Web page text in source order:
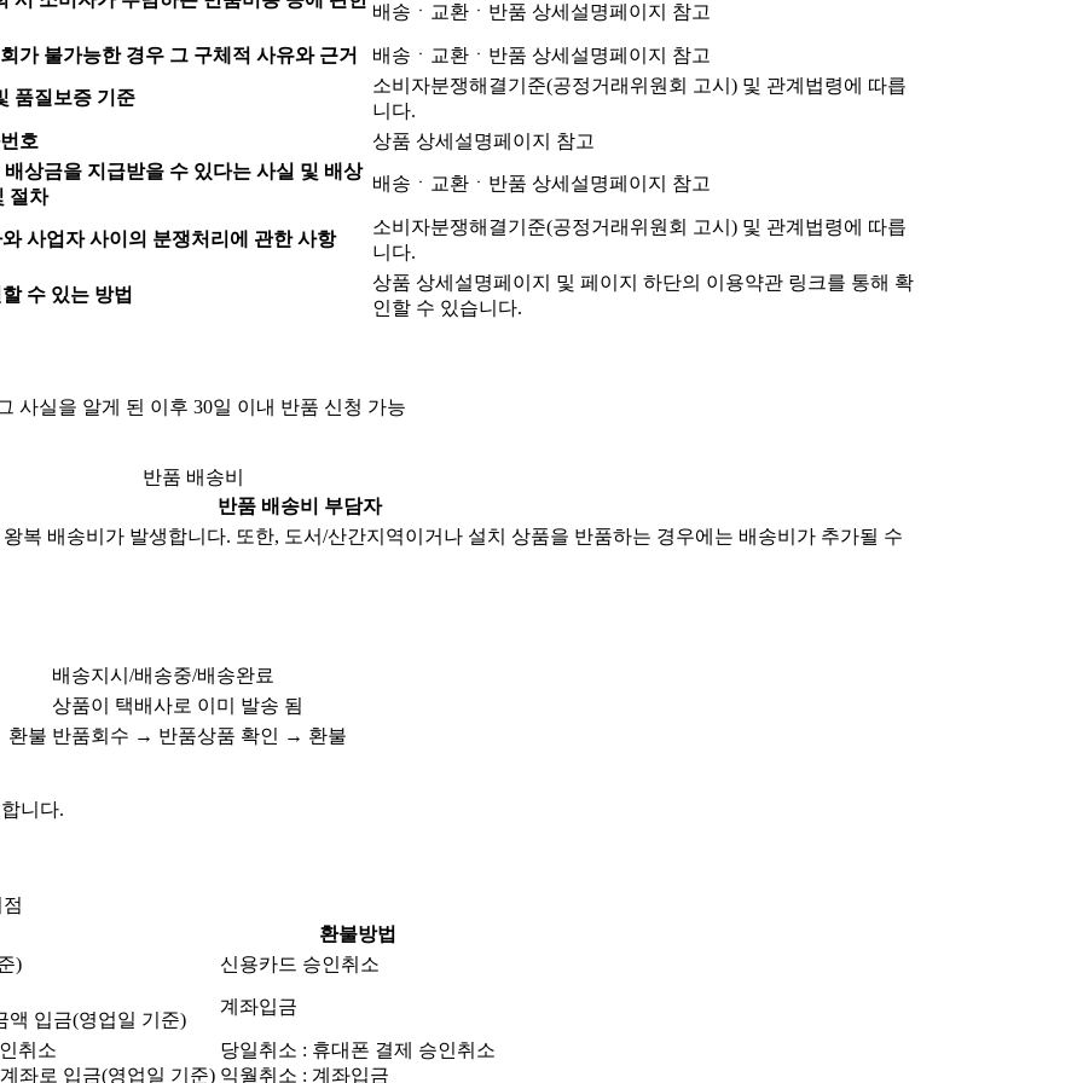
배송ㆍ교환ㆍ반품 상세설명페이지 참고
가 불가능한 경우 그 구체적 사유와 근거 배송ㆍ교환ㆍ반품 상세설명페이지 참고
품질보증 기준
소비자분쟁해결기준(공정거래위원회 고시) 및 관계법령에 따릅
니다.
호
상품 상세설명페이지 참고
상금을 지급받을 수 있다는 사실 및 배상
절차
배송ㆍ교환ㆍ반품 상세설명페이지 참고
사업자 사이의 분쟁처리에 관한 사항
소비자분쟁해결기준(공정거래위원회 고시) 및 관계법령에 따릅
니다.
수 있는 방법
상품 상세설명페이지 및 페이지 하단의 이용약관 링크를 통해 확
인할 수 있습니다.
사실을 알게 된 이후 30일 이내 반품 신청 가능
반품 배송비
반품 배송비 부담자
복 배송비가 발생합니다. 또한, 도서/산간지역이거나 설치 상품을 반품하는 경우에는 배송비가 추가될 수
배송지시/배송중/배송완료
상품이 택배사로 이미 발송 됨
환불 반품회수 → 반품상품 확인 → 환불
니다.
환불방법
)
신용카드 승인취소
액 입금(영업일 기준)
계좌입금
취소
좌로 입금(영업일 기준)
당일취소 : 휴대폰 결제 승인취소
익월취소 : 계좌입금